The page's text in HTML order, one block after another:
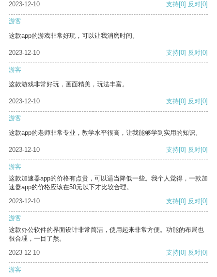
2023-12-10 支持[0] 反对[0]
游客
这款app的游戏非常好玩，可以让我消磨时间。
2023-12-10 支持[0] 反对[0]
游客
这款游戏非常好玩，画面精美，玩法丰富。
2023-12-10 支持[0] 反对[0]
游客
这款app的老师非常专业，教学水平很高，让我能够学到实用的知识。
2023-12-10 支持[0] 反对[0]
游客
这款加速器app的价格有点贵，可以适当降低一些。我个人觉得，一款加
速器app的价格应该在50元以下才比较合理。
2023-12-10
支持[0] 反对[0]
游客
这款办公软件的界面设计非常简洁，使用起来非常方便。功能的布局也
很合理，一目了然。
2023-12-10
支持[0] 反对[0]
游客